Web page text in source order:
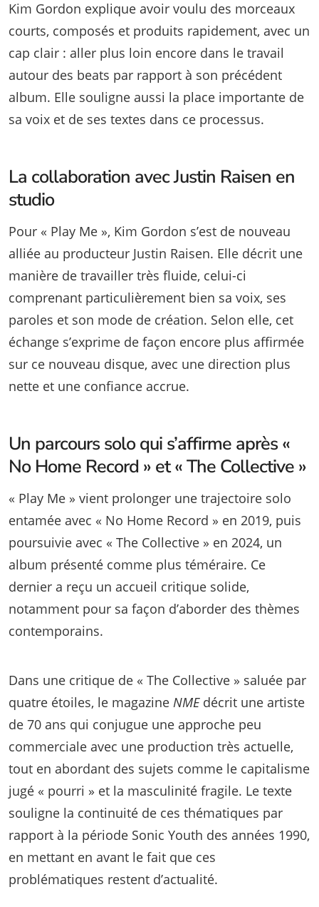
Kim Gordon explique avoir voulu des morceaux
courts, composés et produits rapidement, avec un
cap clair : aller plus loin encore dans le travail
autour des beats par rapport à son précédent
album. Elle souligne aussi la place importante de
sa voix et de ses textes dans ce processus.
La collaboration avec Justin Raisen en
studio
Pour « Play Me », Kim Gordon s’est de nouveau
alliée au producteur Justin Raisen. Elle décrit une
manière de travailler très fluide, celui-ci
comprenant particulièrement bien sa voix, ses
paroles et son mode de création. Selon elle, cet
échange s’exprime de façon encore plus affirmée
sur ce nouveau disque, avec une direction plus
nette et une confiance accrue.
Un parcours solo qui s’affirme après «
No Home Record » et « The Collective »
« Play Me » vient prolonger une trajectoire solo
entamée avec « No Home Record » en 2019, puis
poursuivie avec « The Collective » en 2024, un
album présenté comme plus téméraire. Ce
dernier a reçu un accueil critique solide,
notamment pour sa façon d’aborder des thèmes
contemporains.
Dans une critique de « The Collective » saluée par
quatre étoiles, le magazine NMEdécrit une artiste
de 70 ans qui conjugue une approche peu
commerciale avec une production très actuelle,
tout en abordant des sujets comme le capitalisme
jugé « pourri » et la masculinité fragile. Le texte
souligne la continuité de ces thématiques par
rapport à la période Sonic Youth des années 1990,
en mettant en avant le fait que ces
problématiques restent d’actualité.